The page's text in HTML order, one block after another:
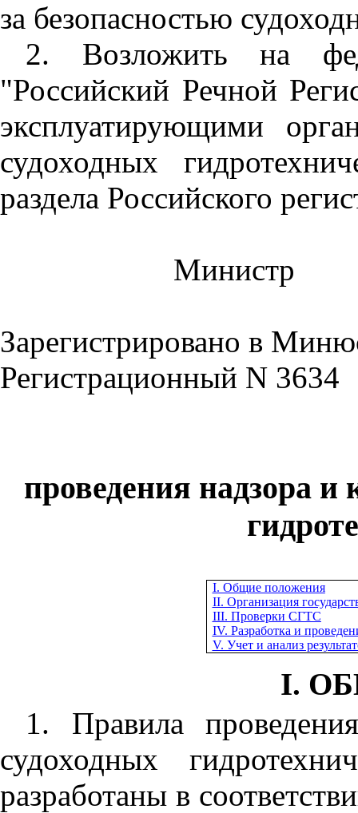
за безопасностью
2. Возложить на
"Российский Речной
эксплуатирующими
судоходных
раздела Российского
Министр
Зарегистрировано в
Регистрационный N 3634
проведения надзора и
I. Общие положения
II. Организация
III. Проверки СГТС
IV. Разработка и
V. Учет и анализ
I.
1. Правила
судоходных
разработаны в